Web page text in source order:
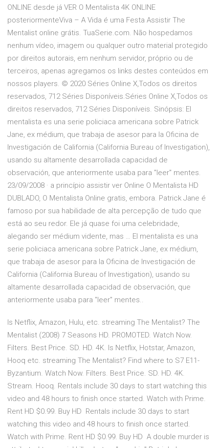
ONLINE desde já VER O Mentalista 4K ONLINE
posteriormenteViva – A Vida é uma Festa Assistir The
Mentalist online grátis. TuaSerie.com. Não hospedamos
nenhum vídeo, imagem ou qualquer outro material protegido
por direitos autorais, em nenhum servidor, próprio ou de
terceiros, apenas agregamos os links destes conteúdos em
nossos players. © 2020 Séries Online X,Todos os direitos
reservados, 712 Séries Disponíveis.Séries Online X,Todos os
direitos reservados, 712 Séries Disponíveis. Sinópsis: El
mentalista es una serie policiaca americana sobre Patrick
Jane, ex médium, que trabaja de asesor para la Oficina de
Investigación de California (California Bureau of Investigation),
usando su altamente desarrollada capacidad de
observación, que anteriormente usaba para "leer" mentes.
23/09/2008 · a princípio assistir ver Online O Mentalista HD
DUBLADO, O Mentalista Online gratis, embora. Patrick Jane é
famoso por sua habilidade de alta percepção de tudo que
está ao seu redor. Ele já quase foi uma celebridade,
alegando ser médium vidente, mas … El mentalista es una
serie policiaca americana sobre Patrick Jane, ex médium,
que trabaja de asesor para la Oficina de Investigación de
California (California Bureau of Investigation), usando su
altamente desarrollada capacidad de observación, que
anteriormente usaba para "leer" mentes..
Is Netflix, Amazon, Hulu, etc. streaming The Mentalist? The
Mentalist (2008) 7 Seasons HD. PROMOTED. Watch Now.
Filters. Best Price. SD. HD. 4K. Is Netflix, Hotstar, Amazon,
Hooq etc. streaming The Mentalist? Find where to S7 E11-
Byzantium. Watch Now. Filters. Best Price. SD. HD. 4K.
Stream. Hooq. Rentals include 30 days to start watching this
video and 48 hours to finish once started. Watch with Prime.
Rent HD $0.99. Buy HD Rentals include 30 days to start
watching this video and 48 hours to finish once started.
Watch with Prime. Rent HD $0.99. Buy HD A double murder is